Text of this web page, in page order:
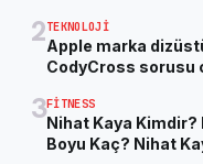
2TEKNOLOJI
Apple marka
CodyCross sorusu
3FITNESS
Nihat Kaya Kimdir?
Boyu Kaç? Nihat